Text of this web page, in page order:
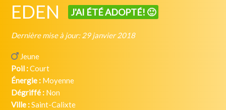
EDEN J'AI ÉTÉ ADOPTÉ! 🙂
Dernière mise à jour: 29 janvier 2018
Jeune
Poil :Court
Énergie : Moyenne
Dégriffé : Non
Ville :Saint-Calixte